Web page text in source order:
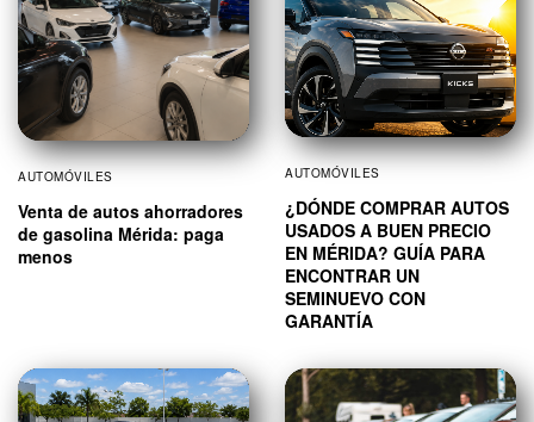
AUTOMÓVILES
Venta de autos ahorradores
de gasolina Mérida: paga
menos
AUTOMÓVILES
¿DÓNDE COMPRAR AUTOS
USADOS A BUEN PRECIO
EN MÉRIDA? GUÍA PARA
ENCONTRAR UN
SEMINUEVO CON
GARANTÍA